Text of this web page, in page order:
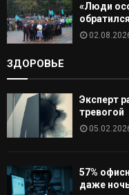
«Люди
ЗДОРОВЬЕ
Эксперт
тревогой
57%
даже